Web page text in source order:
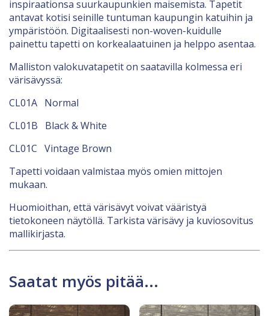
inspiraationsa suurkaupunkien maisemista. Tapetit
antavat kotisi seinille tuntuman kaupungin katuihin ja
ympäristöön. Digitaalisesti non-woven-kuidulle
painettu tapetti on korkealaatuinen ja helppo asentaa.
Malliston valokuvatapetit on saatavilla kolmessa eri
värisävyssä:
CL01A Normal
CL01B Black & White
CL01C Vintage Brown
Tapetti voidaan valmistaa myös omien mittojen
mukaan.
Huomioithan, että värisävyt voivat vääristyä
tietokoneen näytöllä. Tarkista värisävy ja kuviosovitus
mallikirjasta.
Saatat myös pitää...